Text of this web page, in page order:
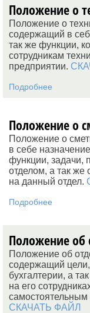
Положение о
Положение о
содержащий в
так же функции,
сотрудникам
предприятии.
Подробнее
Положение о
Положение о
в себе
функции, задачи,
отделом, а так же
на данный отдел.
Подробнее
Положение об
Положение об
содержащий
бухгалтерии, а
на его
самостоятельным
СКАЧАТЬ ФАЙЛ